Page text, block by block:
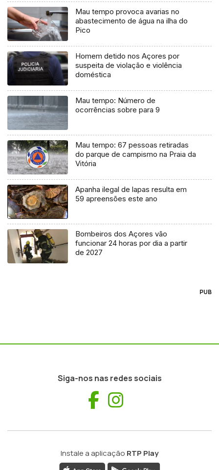
Mau tempo provoca avarias no
abastecimento de água na ilha do
Pico
Homem detido nos Açores por
suspeita de violação e violência
doméstica
Mau tempo: Número de
ocorrências sobre para 9
Mau tempo: 67 pessoas retiradas
do parque de campismo na Praia da
Vitória
Apanha ilegal de lapas resulta em
59 apreensões este ano
Bombeiros dos Açores vão
funcionar 24 horas por dia a partir
de 2027
PUB
Siga-nos nas redes sociais
Facebook
Instale a aplicação RTP Play